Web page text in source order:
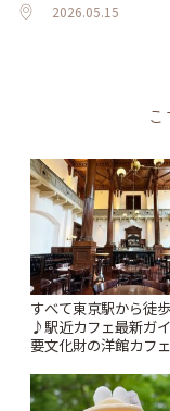
2026.05.15
すべて東京駅から徒
♪駅近カフェ最新ガ
要文化財の洋館カフ
りっぷ